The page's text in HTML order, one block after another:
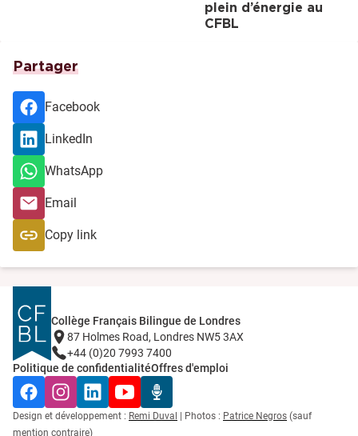
plein d’énergie au
CFBL
Partager
Facebook
LinkedIn
WhatsApp
Email
Copy link
Collège Français Bilingue de Londres
87 Holmes Road, Londres NW5 3AX
+44 (0)20 7993 7400
Politique de confidentialitéOffres d'emploi
FacebookInstagramLinkedInYouTubeRadio Récré
Design et développement : Remi Duval | Photos : Patrice Negros (sauf
mention contraire)